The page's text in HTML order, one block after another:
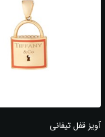
آویز قفل تیفانی